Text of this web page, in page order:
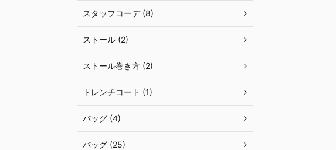
スタッフコーデ (8)
ストール (2)
ストール巻き方 (2)
トレンチコート (1)
バッグ (4)
バッグ (25)